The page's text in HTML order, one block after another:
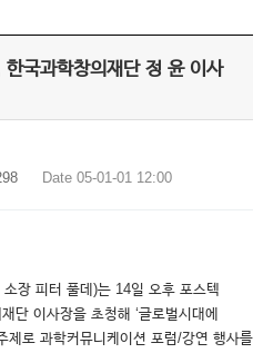
국과학창의재단 정 윤 이사
Date 05-01-01 12:00
장 피터 풀데)는 14일 오후 포스텍
단 이사장을 초청해 ‘글로벌시대에
제로 과학커뮤니케이션 포럼/강연 행사를